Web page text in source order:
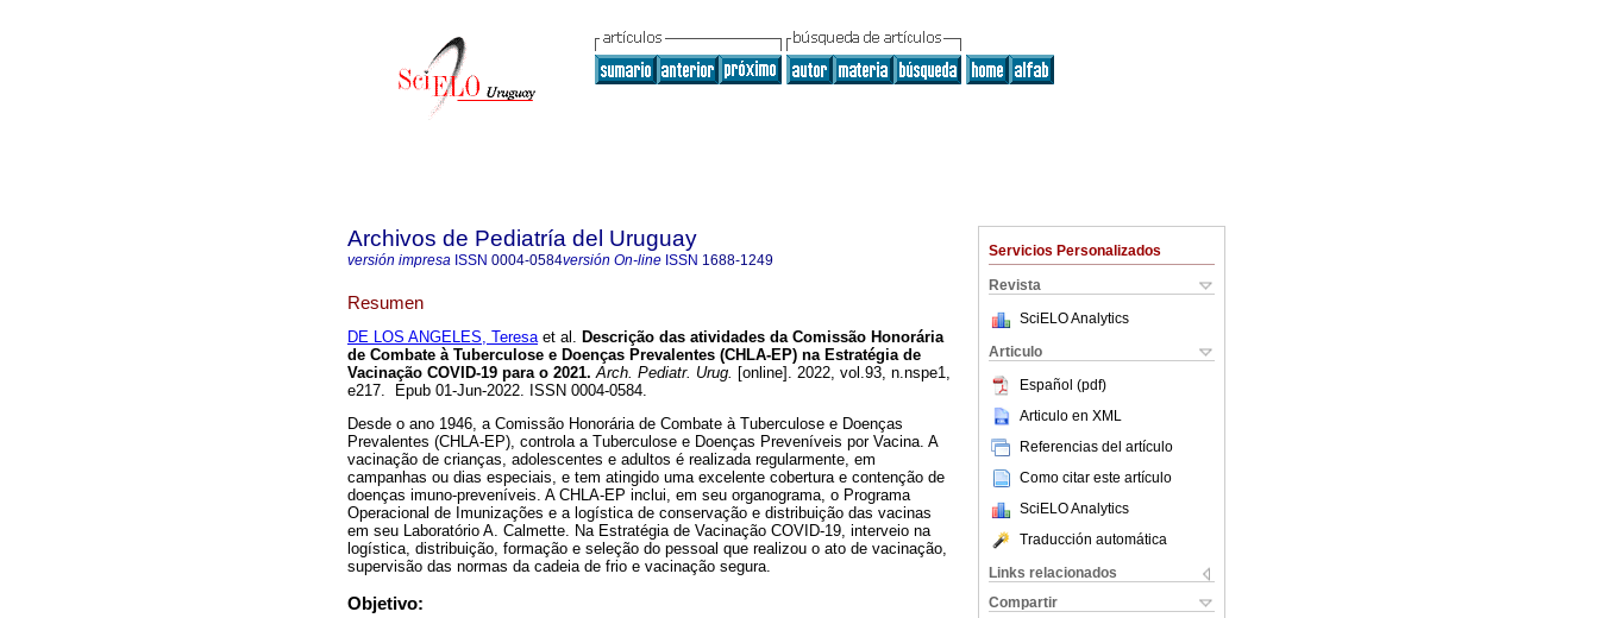
Servicios Personalizados
Revista
SciELO Analytics
Articulo
Español (pdf)
Articulo en XML
Referencias del artículo
Como citar este artículo
SciELO Analytics
Traducción automática
Links relacionados
Compartir
Archivos de Pediatría del Uruguay
versión impresa ISSN 0004-0584versión On-line ISSN 1688-1249
Resumen
DE LOS ANGELES, Teresaet al. Descrição das atividades da Comissão Honorária
de Combate à Tuberculose e Doenças Prevalentes (CHLA-EP) na Estratégia de
Vacinação COVID-19 para o 2021. Arch. Pediatr. Urug. [online]. 2022, vol.93, n.nspe1,
e217. Epub 01-Jun-2022. ISSN 0004-0584.
Desde o ano 1946, a Comissão Honorária de Combate à Tuberculose e Doenças
Prevalentes (CHLA-EP), controla a Tuberculose e Doenças Preveníveis por Vacina. A
vacinação de crianças, adolescentes e adultos é realizada regularmente, em
campanhas ou dias especiais, e tem atingido uma excelente cobertura e contenção de
doenças imuno-preveníveis. A CHLA-EP inclui, em seu organograma, o Programa
Operacional de Imunizações e a logística de conservação e distribuição das vacinas
em seu Laboratório A. Calmette. Na Estratégia de Vacinação COVID-19, interveio na
logística, distribuição, formação e seleção do pessoal que realizou o ato de vacinação,
supervisão das normas da cadeia de frio e vacinação segura.
Objetivo: